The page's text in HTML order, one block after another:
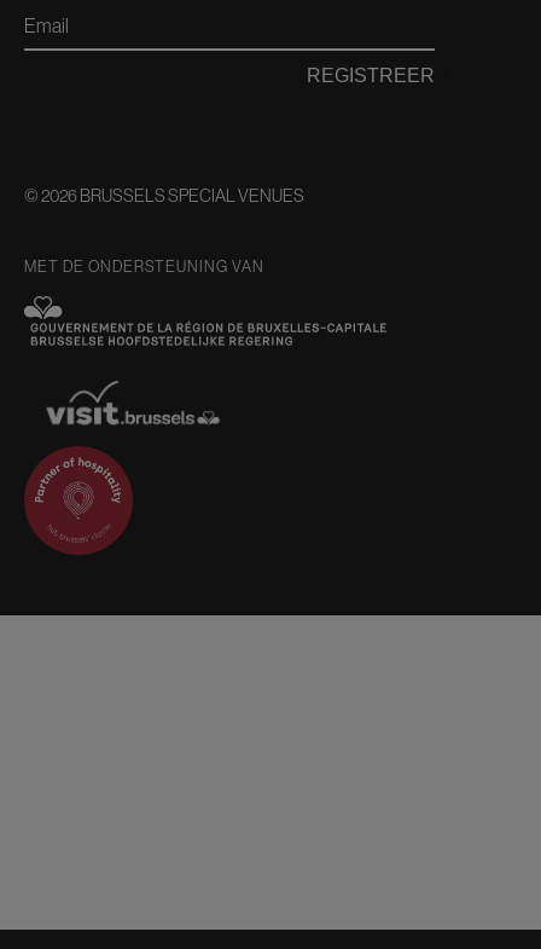
Email
REGISTREER
© 2026 BRUSSELS SPECIAL VENUES
MET DE ONDERSTEUNING VAN